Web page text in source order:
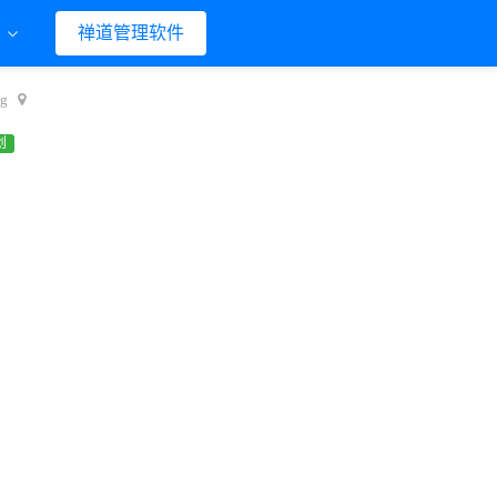
禅道管理软件